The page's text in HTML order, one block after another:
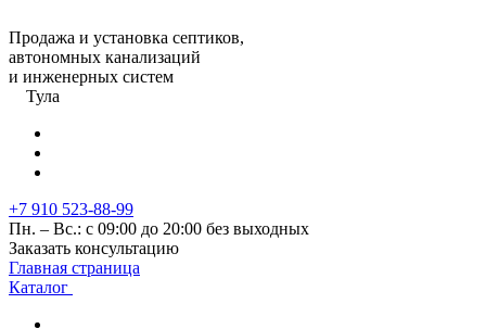
Продажа и установка септиков,
автономных канализаций
и инженерных систем
Тула
+7 910 523-88-99
Пн. – Вс.: с 09:00 до 20:00 без выходных
Заказать консультацию
Главная страница
Каталог